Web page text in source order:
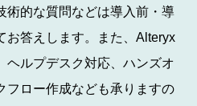
術的な質問などは導入前・導
お答えします。また、Alteryx
ヘルプデスク対応、ハンズオ
フロー作成なども承りますの